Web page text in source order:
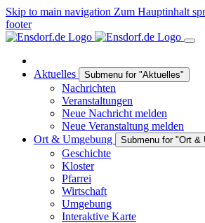
Skip to main navigation Zum Hauptinhalt
footer
Aktuelles Submenu for "Aktuelles"
Nachrichten
Veranstaltungen
Neue Nachricht melden
Neue Veranstaltung melden
Ort & Umgebung
Submenu for "Ort &
Geschichte
Kloster
Pfarrei
Wirtschaft
Umgebung
Interaktive Karte